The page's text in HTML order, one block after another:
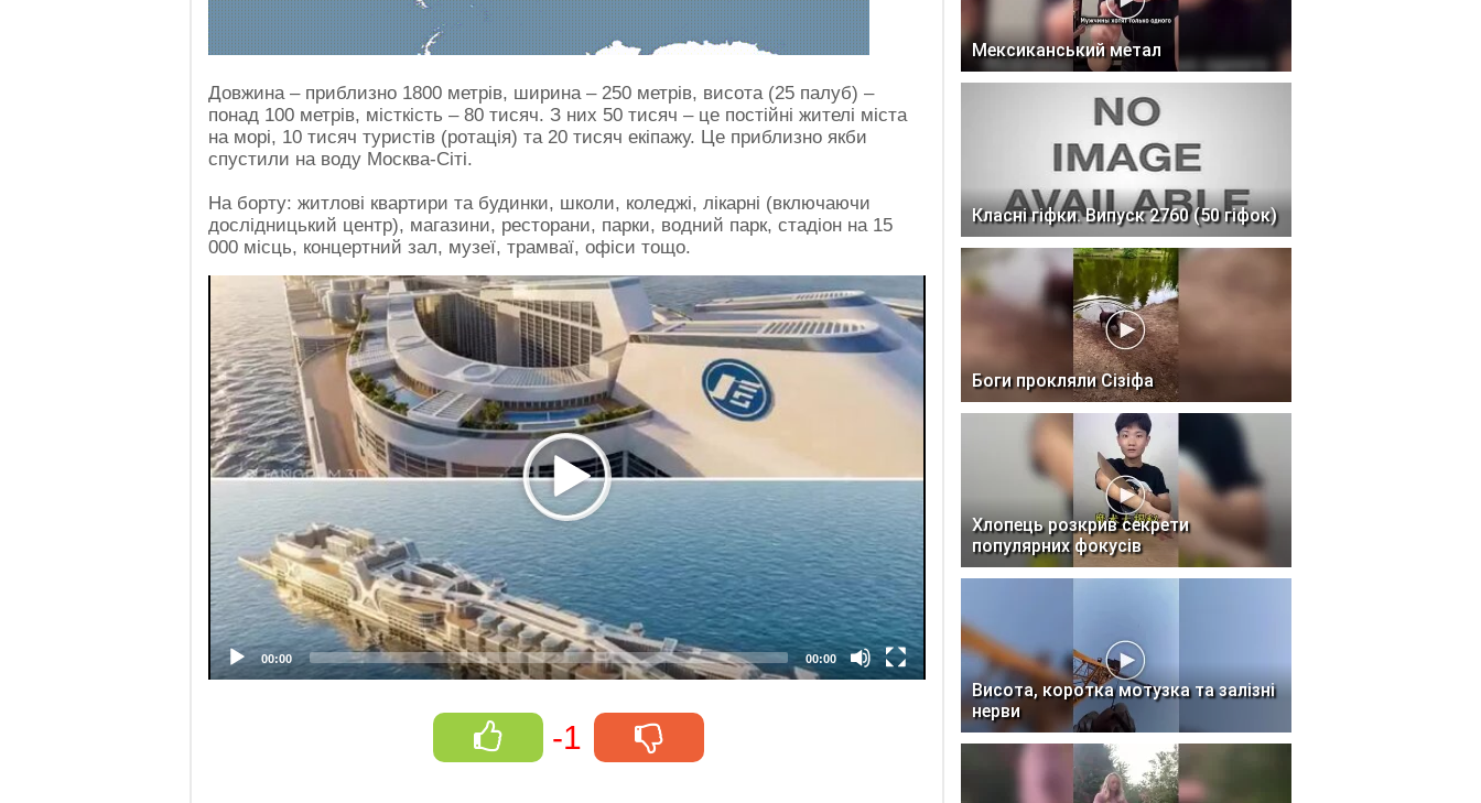
Довжина – приблизно 1800 метрів, ширина – 250 метрів, висота (25 палуб) –
понад 100 метрів, місткість – 80 тисяч. З них 50 тисяч – це постійні жителі міста
на морі, 10 тисяч туристів (ротація) та 20 тисяч екіпажу. Це приблизно якби
спустили на воду Москва-Сіті.
На борту: житлові квартири та будинки, школи, коледжі, лікарні (включаючи
дослідницький центр), магазини, ресторани, парки, водний парк, стадіон на 15
000 місць, концертний зал, музеї, трамваї, офіси тощо.
Player
00:00 00:00
-1
Мексиканський метал
Класні гіфки. Випуск 2760 (50 гіфок)
Боги прокляли Сізіфа
Хлопець розкрив секрети
популярних фокусів
Висота, коротка мотузка та залізні
нерви